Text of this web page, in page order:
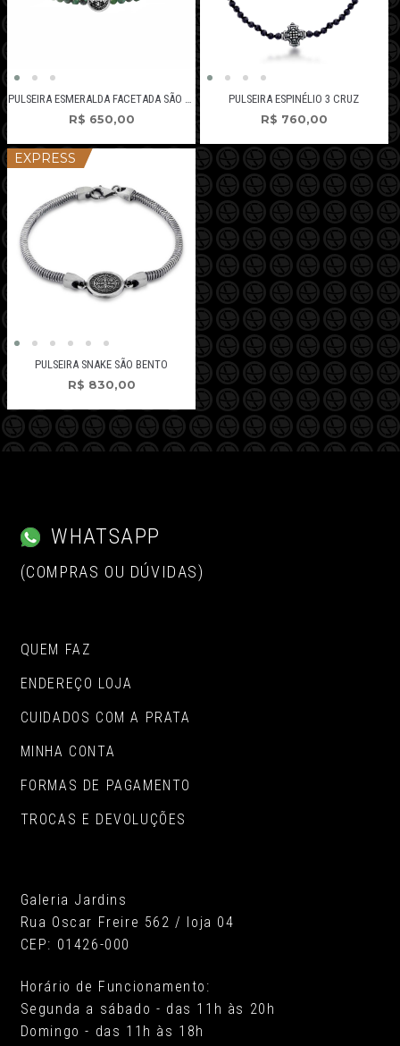
R$ 650,00
PULSEIRA ESPINÉLIO 3 CRUZ
R$ 760,00
EXPRESS
PULSEIRA SNAKE SÃO BENTO
R$ 830,00
WHATSAPP
(COMPRAS OU DÚVIDAS)
QUEM FAZ
ENDEREÇO LOJA
CUIDADOS COM A PRATA
MINHA CONTA
FORMAS DE PAGAMENTO
TROCAS E DEVOLUÇÕES
Galeria Jardins
Rua Oscar Freire 562 / loja 04
CEP: 01426-000
Horário de Funcionamento:
Segunda a sábado - das 11h às 20h
Domingo - das 11h às 18h